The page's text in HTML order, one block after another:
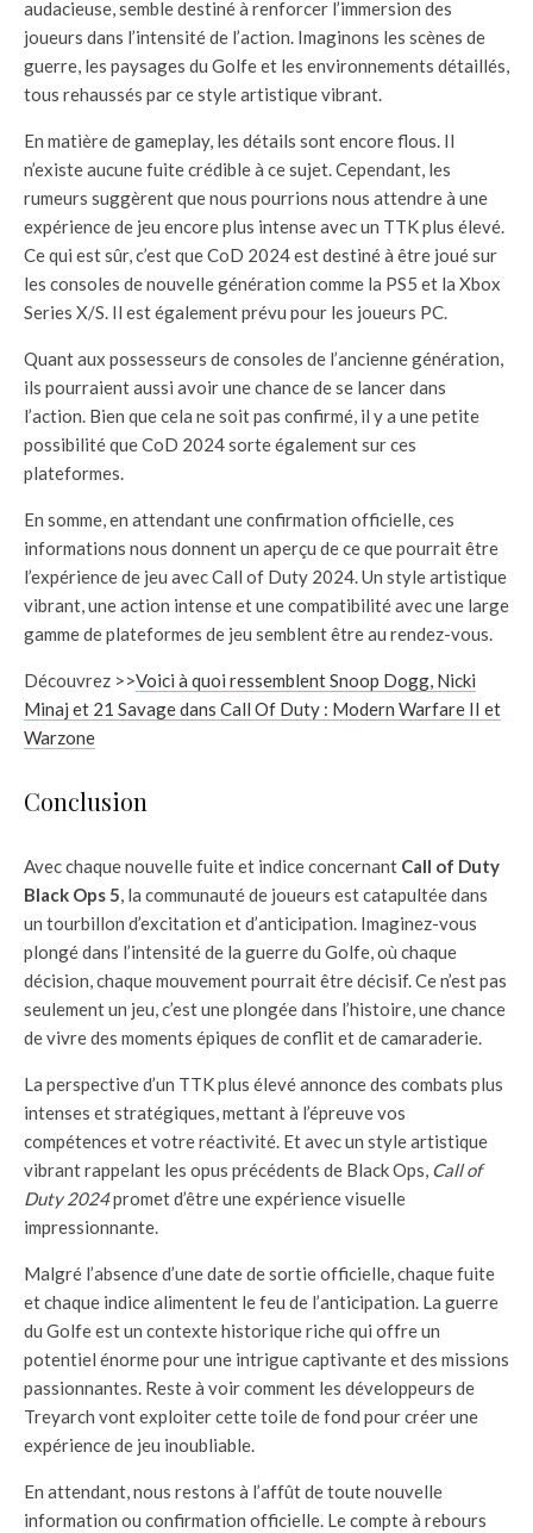
audacieuse, semble destiné à renforcer l’immersion des
joueurs dans l’intensité de l’action. Imaginons les scènes de
guerre, les paysages du Golfe et les environnements détaillés,
tous rehaussés par ce style artistique vibrant.
En matière de gameplay, les détails sont encore flous. Il
n’existe aucune fuite crédible à ce sujet. Cependant, les
rumeurs suggèrent que nous pourrions nous attendre à une
expérience de jeu encore plus intense avec un TTK plus élevé.
Ce qui est sûr, c’est que CoD 2024 est destiné à être joué sur
les consoles de nouvelle génération comme la PS5 et la Xbox
Series X/S. Il est également prévu pour les joueurs PC.
Quant aux possesseurs de consoles de l’ancienne génération,
ils pourraient aussi avoir une chance de se lancer dans
l’action. Bien que cela ne soit pas confirmé, il y a une petite
possibilité que CoD 2024 sorte également sur ces
plateformes.
En somme, en attendant une confirmation officielle, ces
informations nous donnent un aperçu de ce que pourrait être
l’expérience de jeu avec Call of Duty 2024. Un style artistique
vibrant, une action intense et une compatibilité avec une large
gamme de plateformes de jeu semblent être au rendez-vous.
Découvrez >>Voici à quoi ressemblent Snoop Dogg, Nicki
Minaj et 21 Savage dans Call Of Duty : Modern Warfare II et
Warzone
Conclusion
Avec chaque nouvelle fuite et indice concernant Call of Duty
Black Ops 5, la communauté de joueurs est catapultée dans
un tourbillon d’excitation et d’anticipation. Imaginez-vous
plongé dans l’intensité de la guerre du Golfe, où chaque
décision, chaque mouvement pourrait être décisif. Ce n’est pas
seulement un jeu, c’est une plongée dans l’histoire, une chance
de vivre des moments épiques de conflit et de camaraderie.
La perspective d’un TTK plus élevé annonce des combats plus
intenses et stratégiques, mettant à l’épreuve vos
compétences et votre réactivité. Et avec un style artistique
vibrant rappelant les opus précédents de Black Ops, Call of
Duty 2024promet d’être une expérience visuelle
impressionnante.
Malgré l’absence d’une date de sortie officielle, chaque fuite
et chaque indice alimentent le feu de l’anticipation. La guerre
du Golfe est un contexte historique riche qui offre un
potentiel énorme pour une intrigue captivante et des missions
passionnantes. Reste à voir comment les développeurs de
Treyarch vont exploiter cette toile de fond pour créer une
expérience de jeu inoubliable.
En attendant, nous restons à l’affût de toute nouvelle
information ou confirmation officielle. Le compte à rebours